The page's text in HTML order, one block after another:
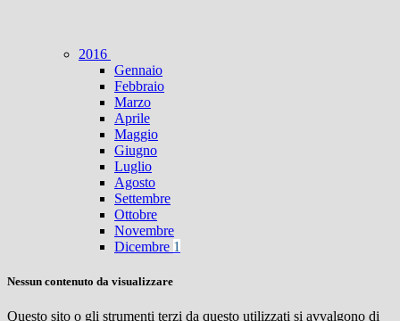
2016
Gennaio
Febbraio
Marzo
Aprile
Maggio
Giugno
Luglio
Agosto
Settembre
Ottobre
Novembre
Dicembre 1
Nessun contenuto da visualizzare
Questo sito o gli strumenti terzi da questo utilizzati si avvalgono di